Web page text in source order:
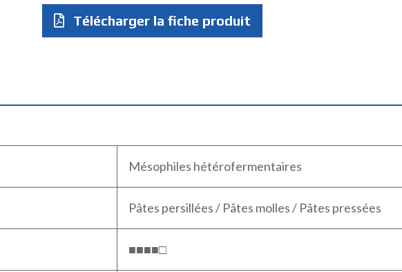
Télécharger la fiche produit
Mésophiles hétérofermentaires
Pâtes persillées / Pâtes molles / Pâtes pressées
■■■■□